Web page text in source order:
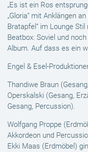
„Es ist ein Ros
„Gloria“ mit Anklängen
Bratapfel“ im Lounge
Beatbox: Soviel und
Album. Auf dass es ein
Engel & Esel-
Thandiwe Braun
Operskalski (Gesang,
Gesang, Percussion).
Wolfgang Proppe
Akkordeon und
Ekki Maas (Erdmöbel)